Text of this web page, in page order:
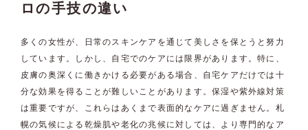
ロの手技の違い
多くの女性が、日常のスキンケアを通じて美しさを保とうと努力
しています。しかし、自宅でのケアには限界があります。特に、
皮膚の奥深くに働きかける必要がある場合、自宅ケアだけでは十
分な効果を得ることが難しいことがあります。保湿や紫外線対策
は重要ですが、これらはあくまで表面的なケアに過ぎません。札
幌の気候による乾燥肌や老化の兆候に対しては、より専門的なア